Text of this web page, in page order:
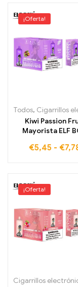
¡Oferta!
Todos, Cigarrillos electrónicos
Kiwi Passion
Mayorista ELF
liso 12000
€5,45 - €
¡Oferta!